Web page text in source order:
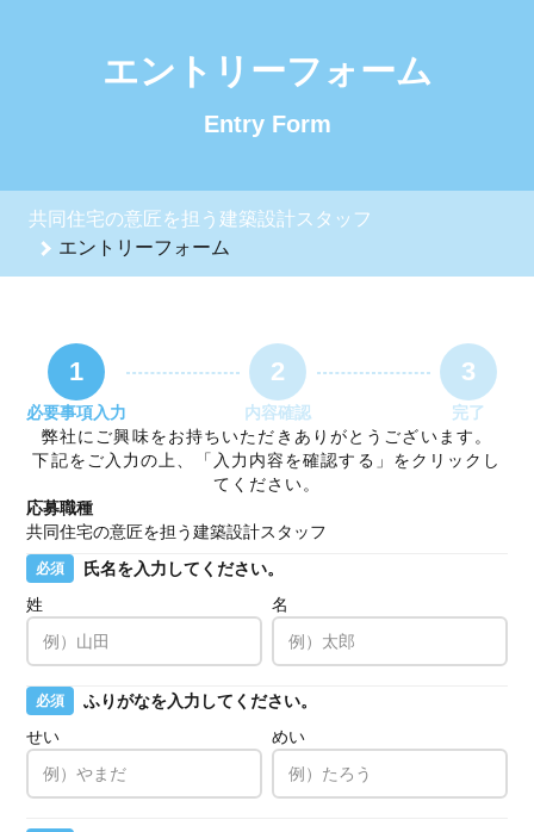
エントリーフォーム
Entry Form
共同住宅の意匠を担う建築設計スタッフ
エントリーフォーム
1
必要事項入力
2
内容確認
3
完了
弊社にご興味をお持ちいただきありがとうございます。
下記をご入力の上、「入力内容を確認する」をクリックし
てください。
応募職種
共同住宅の意匠を担う建築設計スタッフ
必須
氏名を入力してください。
姓
名
必須
ふりがなを入力してください。
せい
めい